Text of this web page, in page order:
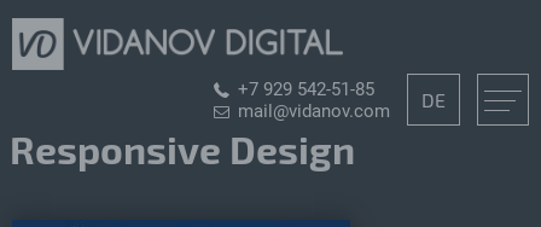
+7 929 542-51-85
mail@vidanov.com
DE
Responsive Design